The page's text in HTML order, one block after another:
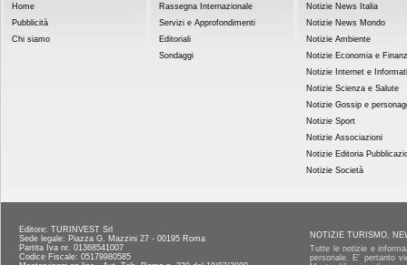
Home
Pubblicità
Chi siamo
Rassegna Internazionale
Servizi e Approfondimenti
Editoriali
Sondaggi
Notizie News Italia
Notizie News Mondo
Notizie Ambiente
Notizie Economia e
Notizie Internet e
Notizie Scienza e Salute
Notizie Gossip e
Notizie Sport
Notizie Associazioni
Notizie Editoria
Notizie Società
Editore: TURINVEST Srl
Sede legale: Piazza G. Mazzini 27 - 00195 Roma
Partita Iva nr. 01368541007
Codice Fiscale: 05179980585
NOTIZIE TURISMO,
Tutte le notizie e
personale. E' pertanto